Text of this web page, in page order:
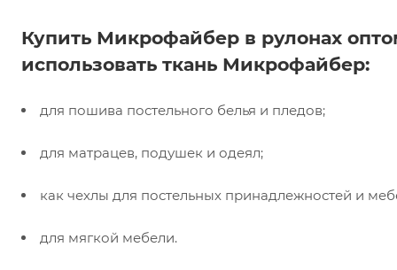
Купить Микрофайбер в рулонах
использовать ткань Микрофайбер:
для пошива постельного белья и пледов;
для матрацев, подушек и одеял;
как чехлы для постельных принадлежностей и
для мягкой мебели.